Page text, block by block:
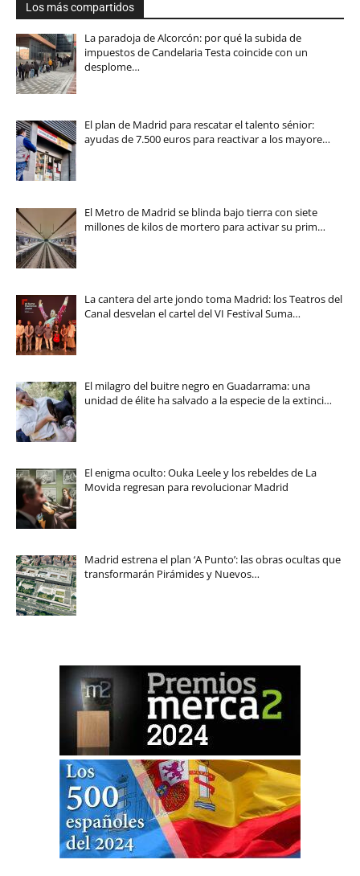
Los más compartidos
La paradoja de Alcorcón: por qué la subida de
impuestos de Candelaria Testa coincide con un
desplome…
El plan de Madrid para rescatar el talento sénior:
ayudas de 7.500 euros para reactivar a los mayore…
El Metro de Madrid se blinda bajo tierra con siete
millones de kilos de mortero para activar su prim…
La cantera del arte jondo toma Madrid: los Teatros del
Canal desvelan el cartel del VI Festival Suma…
El milagro del buitre negro en Guadarrama: una
unidad de élite ha salvado a la especie de la extinci…
El enigma oculto: Ouka Leele y los rebeldes de La
Movida regresan para revolucionar Madrid
Madrid estrena el plan ‘A Punto’: las obras ocultas que
transformarán Pirámides y Nuevos…